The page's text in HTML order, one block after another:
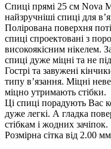
Спиці прямі 25 см Nova
найзручніші спиці для
Полірована поверхня
спиці спроектовані з
високоякісним нікелем.
спиці дуже міцні та не
Гострі та завужені
типу в’язання. Міцні
міцно утримають стібки.
Ці спиці порадують Вас
дуже легкі. А гладка
стібкам і жодних зачіпок.
Розмірна сітка від 2.00